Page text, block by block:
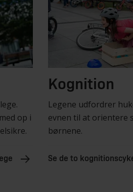
op i
Kognition
Legene udfordrer
evnen til at orientere
børnene.
Se de to